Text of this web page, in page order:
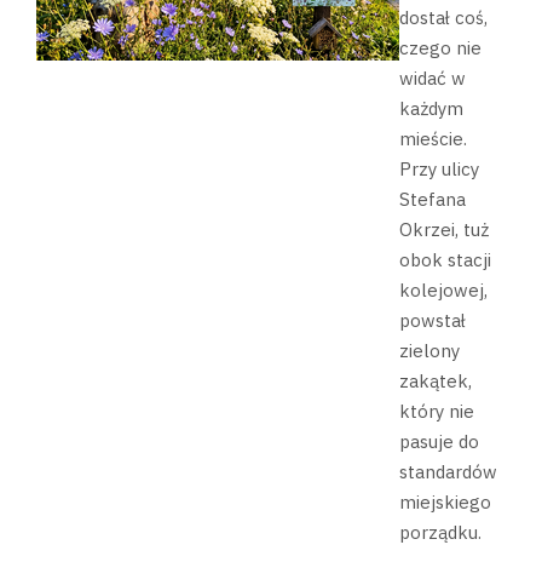
dostał coś,
czego nie
widać w
każdym
mieście.
Przy ulicy
Stefana
Okrzei, tuż
obok stacji
kolejowej,
powstał
zielony
zakątek,
który nie
pasuje do
standardów
miejskiego
porządku.